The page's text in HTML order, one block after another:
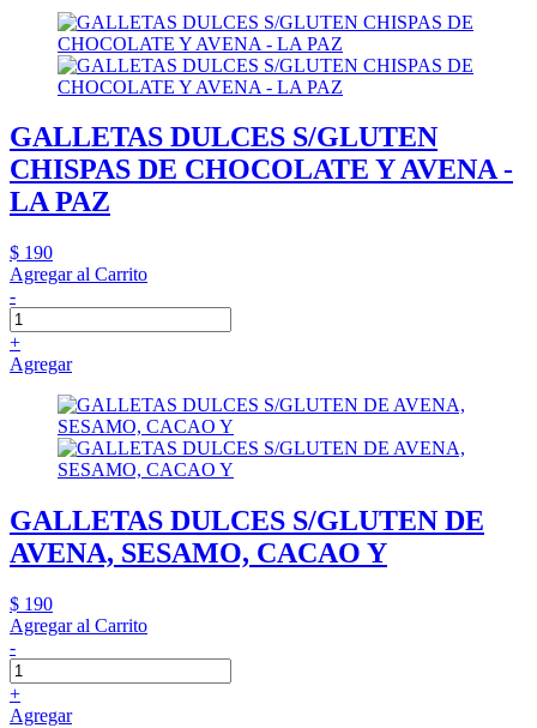
GALLETAS DULCES S/GLUTEN
CHISPAS DE CHOCOLATE Y AVENA -
LA PAZ
$ 190
Agregar al Carrito
-
+
Agregar
GALLETAS DULCES S/GLUTEN DE
AVENA, SESAMO, CACAO Y
$ 190
Agregar al Carrito
-
+
Agregar